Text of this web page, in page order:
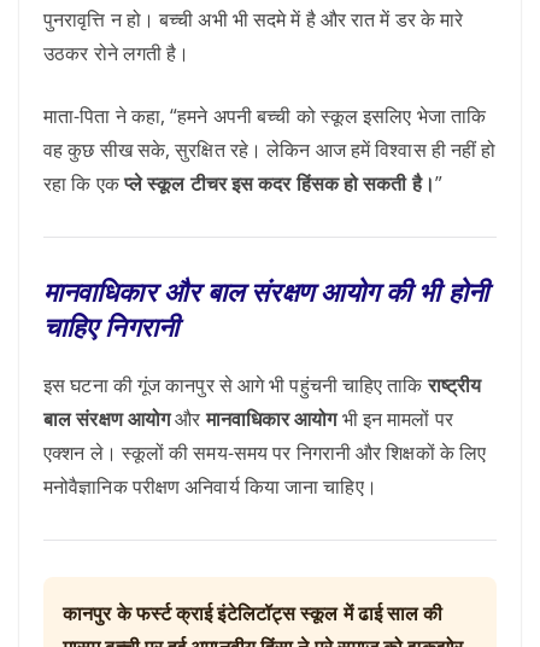
पुनरावृत्ति न हो। बच्ची अभी भी सदमे में है और रात में डर के मारे
उठकर रोने लगती है।
माता-पिता ने कहा, “हमने अपनी बच्ची को स्कूल इसलिए भेजा ताकि
वह कुछ सीख सके, सुरक्षित रहे। लेकिन आज हमें विश्वास ही नहीं हो
रहा कि एकप्ले स्कूल टीचर इस कदर हिंसक हो सकती है।”
मानवाधिकार और बाल संरक्षण आयोग की भी होनी
चाहिए निगरानी
इस घटना की गूंज कानपुर से आगे भी पहुंचनी चाहिए ताकिराष्ट्रीय
बाल संरक्षण आयोगऔरमानवाधिकार आयोगभी इन मामलों पर
एक्शन ले। स्कूलों की समय-समय पर निगरानी और शिक्षकों के लिए
मनोवैज्ञानिक परीक्षण अनिवार्य किया जाना चाहिए।
कानपुर के फर्स्ट क्राई इंटेलिटॉट्स स्कूल में ढाई साल की